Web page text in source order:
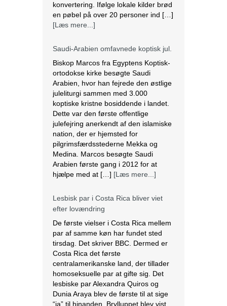
konvertering. Ifølge lokale kilder brød
en pøbel på over 20 personer ind […]
[Læs mere...]
Saudi-Arabien omfavnede koptisk jul.
Biskop Marcos fra Egyptens Koptisk-
ortodokse kirke besøgte Saudi
Arabien, hvor han fejrede den østlige
juleliturgi sammen med 3.000
koptiske kristne bosiddende i landet.
Dette var den første offentlige
julefejring anerkendt af den islamiske
nation, der er hjemsted for
pilgrimsfærdsstederne Mekka og
Medina. Marcos besøgte Saudi
Arabien første gang i 2012 for at
hjælpe med at […] [Læs mere...]
Lesbisk par i Costa Rica bliver viet
efter lovændring
De første vielser i Costa Rica mellem
par af samme køn har fundet sted
tirsdag. Det skriver BBC. Dermed er
Costa Rica det første
centralamerikanske land, der tillader
homoseksuelle par at gifte sig. Det
lesbiske par Alexandra Quiros og
Dunia Araya blev de første til at sige
“ja” til hinanden. Brylluppet blev vist